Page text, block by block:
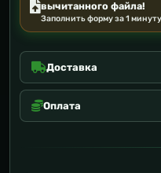
вычитанного файла!
Заполнить форму за 1 минуту
Доставка
Оплата